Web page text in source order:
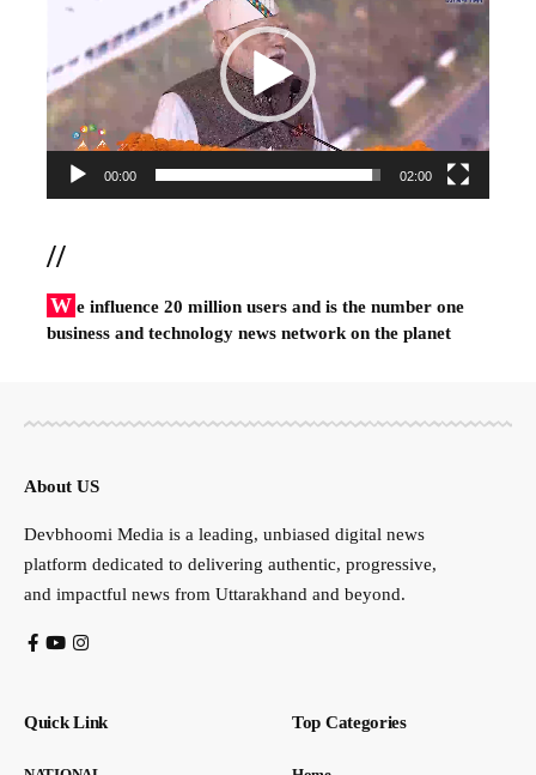
00:00 02:00
//
W e influence 20 million users and is the number one
business and technology news network on the planet
About US
Devbhoomi Media is a leading, unbiased digital news
platform dedicated to delivering authentic, progressive,
and impactful news from Uttarakhand and beyond.
Quick Link Top Categories